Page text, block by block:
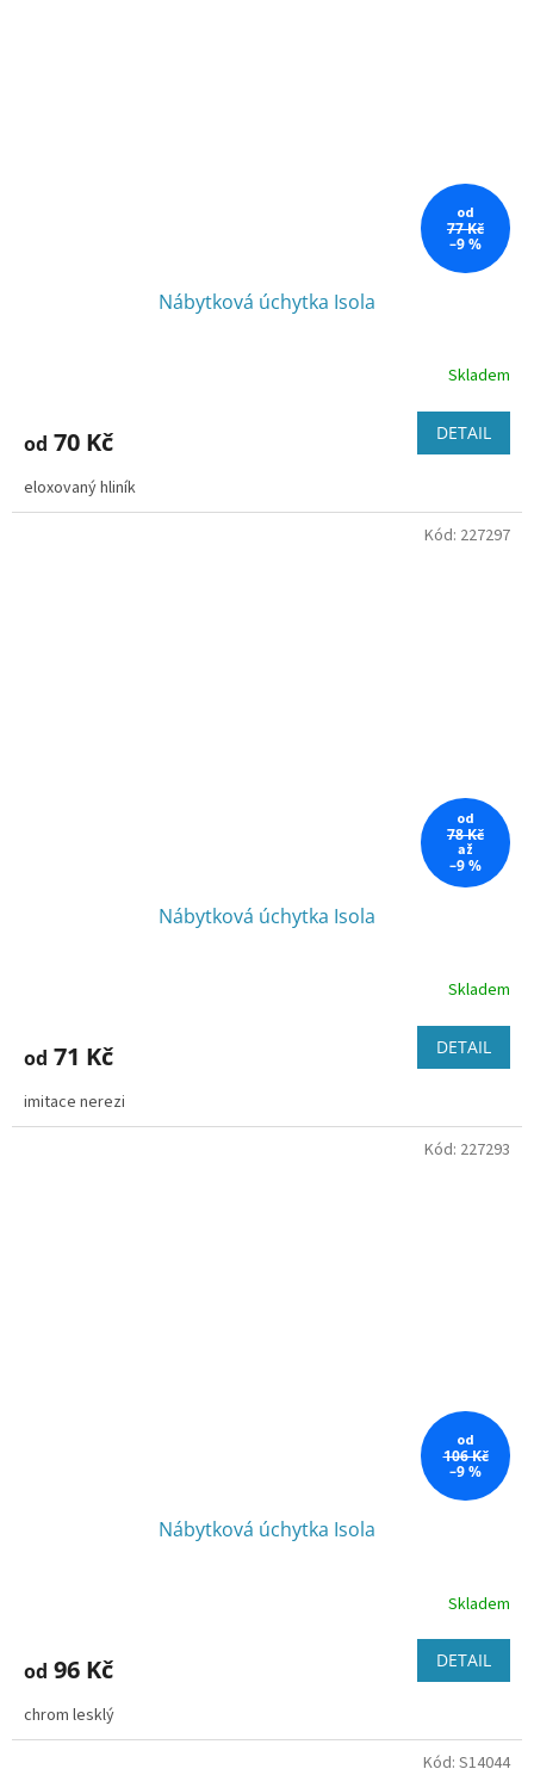
od
77 Kč
–9 %
Nábytková úchytka Isola
Skladem
od 70 Kč DETAIL
eloxovaný hliník
od
78 Kč
až
–9 %
Nábytková úchytka Isola
je
z
5
Skladem
od 71 Kč DETAIL
imitace nerezi
Kód: 227297
od
106 Kč
–9 %
Nábytková úchytka Isola
Skladem
od 96 Kč DETAIL
chrom lesklý
Kód: 227293
Kód: S14044